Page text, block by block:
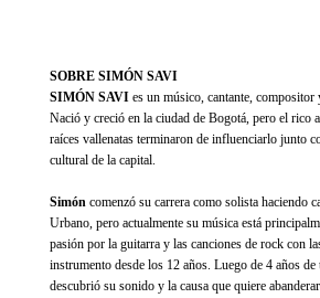
SOBRE SIMÓN SAVI
SIMÓN SAVI es un músico, cantante, compositor
Nació y creció en la ciudad de Bogotá, pero el rico
raíces vallenatas terminaron de influenciarlo junto
cultural de la capital.
Simón comenzó su carrera como solista haciendo
Urbano, pero actualmente su música está
pasión por la guitarra y las canciones de rock con
instrumento desde los 12 años. Luego de 4 años
descubrió su sonido y la causa que quiere